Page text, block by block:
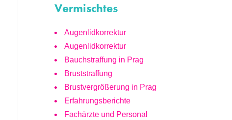
Vermischtes
Augenlidkorrektur
Augenlidkorrektur
Bauchstraffung in Prag
Bruststraffung
Brustvergrößerung in Prag
Erfahrungsberichte
Fachärzte und Personal